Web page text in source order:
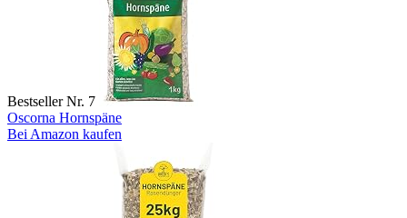
Bestseller Nr. 7
Oscorna Hornspäne
Bei Amazon kaufen